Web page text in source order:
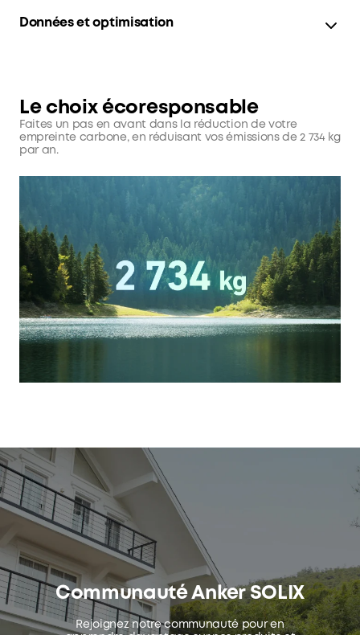
Données et optimisation
Le choix écoresponsable
Faites un pas en avant dans la réduction de votre
empreinte carbone, en réduisant vos émissions de 2 734 kg
par an.
Communauté Anker SOLIX
Rejoignez notre communauté pour en